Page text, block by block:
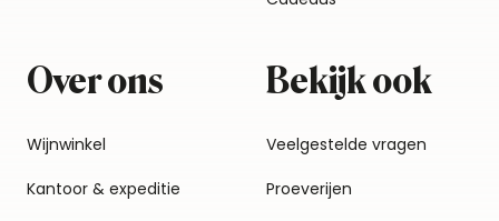
Over ons
Wijnwinkel
Kantoor & expeditie
Bekijk ook
Veelgestelde vragen
Proeverijen